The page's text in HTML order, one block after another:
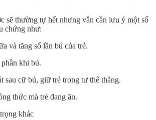
sẽ thường tự hết nhưng vẫn cần lưu ý một số
chứng như:
và tăng số lần bú của trẻ.
khi bú.
sau cữ bú, giữ trẻ trong tư thế thẳng.
thức mà trẻ đang ăn.
khác